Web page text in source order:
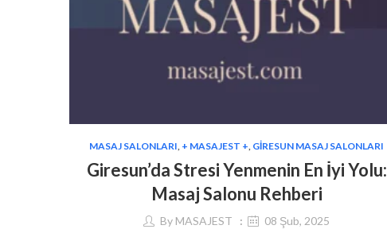
MASAJ SALONLARI, + MASAJEST +, GIRESUN MASAJ SALONLARI
Giresun’da Stresi Yenmenin En İyi Yolu:
Masaj Salonu Rehberi
By MASAJEST 08 Şub, 2025